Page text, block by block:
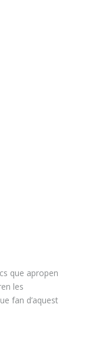
que apropen
les
fan d’aquest